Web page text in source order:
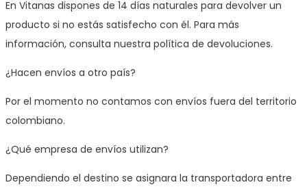
En Vitanas dispones de 14 días naturales para devolver un
producto si no estás satisfecho con él. Para más
información, consulta nuestra política de devoluciones.
¿Hacen envíos a otro país?
Por el momento no contamos con envíos fuera del territorio
colombiano.
¿Qué empresa de envíos utilizan?
Dependiendo el destino se asignara la transportadora entre